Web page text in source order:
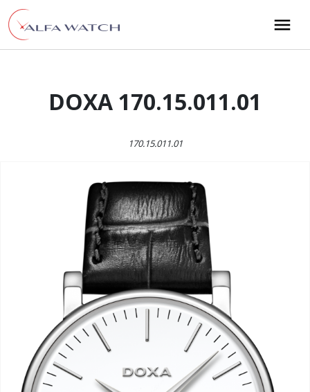
Przejdź do treści
Main Navigation
DOXA 170.15.011.01
170.15.011.01